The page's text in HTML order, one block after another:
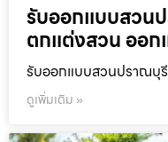
รับออกแบบสวน
ตกแต่งสวน ออ
รับออกแบบสวนปราณบุ
ดูเพิ่มเติม »